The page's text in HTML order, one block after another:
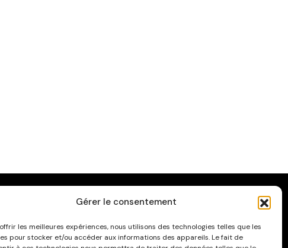
Gérer le consentement
les meilleures expériences, nous utilisons des technologies telles que les
pour stocker et/ou accéder aux informations des appareils. Le fait de
Affiches